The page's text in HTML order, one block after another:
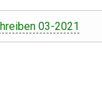
03-2021